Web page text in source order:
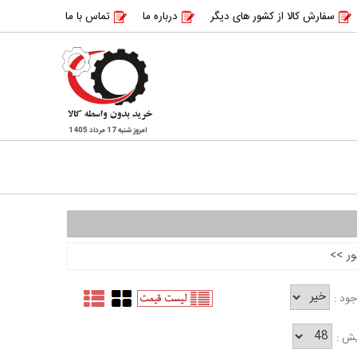
سفارش کالا از کشور های دیگر درباره ما تماس با ما
امروز شنبه 17 مرداد 1405
>>
:
: